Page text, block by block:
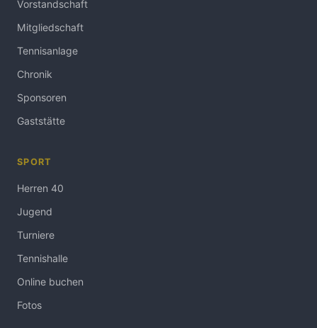
Vorstandschaft
Mitgliedschaft
Tennisanlage
Chronik
Sponsoren
Gaststätte
SPORT
Herren 40
Jugend
Turniere
Tennishalle
Online buchen
Fotos